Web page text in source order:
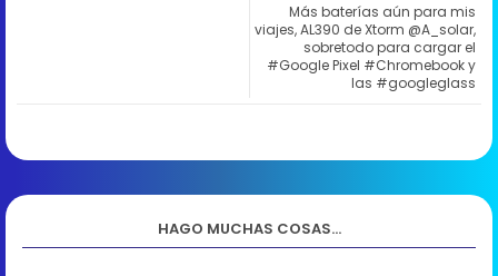
Más baterías aún para mis
viajes, AL390 de Xtorm @A_solar,
sobretodo para cargar el
#Google Pixel #Chromebook y
las #googleglass
HAGO MUCHAS COSAS...